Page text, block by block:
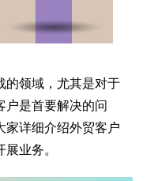
的领域，尤其是对于
户是首要解决的问
家详细介绍外贸客户
业务。